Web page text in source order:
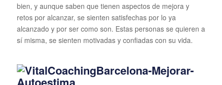
bien, y aunque saben que tienen aspectos de mejora y
retos por alcanzar, se sienten satisfechas por lo ya
alcanzado y por ser como son. Estas personas se quieren a
sí misma, se sienten motivadas y confiadas con su vida.